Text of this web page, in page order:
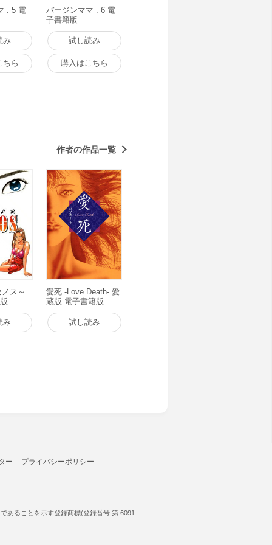
: 5 電
み
ちら
バージンママ : 6 電
子書籍版
試し読み
購入はこちら
作者の作品一覧
ス～
み
愛死 -Love Death- 愛
蔵版 電子書籍版
試し読み
ー プライバシーポリシー
あることを示す登録商標(登録番号 第 6091